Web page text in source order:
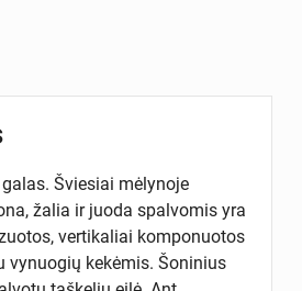
Šviesiai mėlynoje
žalia ir juoda spalvomis yra
vertikaliai komponuotos
vynuogių kekėmis. Šoninius